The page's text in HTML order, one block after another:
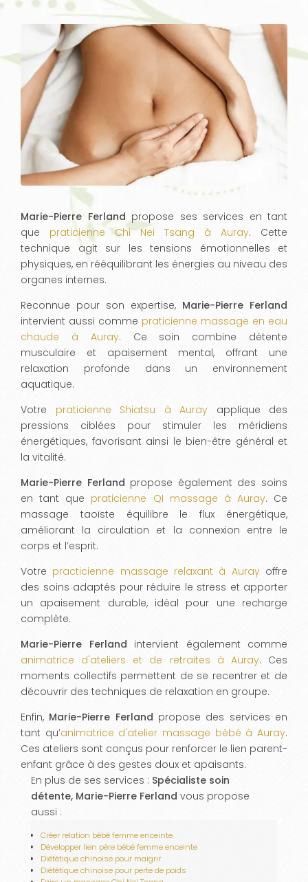
Marie-Pierre Ferland propose ses services en tant
que praticienne Chi Nei Tsang à Auray. Cette
technique agit sur les tensions émotionnelles et
physiques, en rééquilibrant les énergies au niveau des
organes internes.
Reconnue pour son expertise, Marie-Pierre Ferland
intervient aussi comme praticienne massage en eau
chaude à Auray. Ce soin combine détente
musculaire et apaisement mental, offrant une
relaxation profonde dans un environnement
aquatique.
Votre praticienne Shiatsu à Auray applique des
pressions ciblées pour stimuler les méridiens
énergétiques, favorisant ainsi le bien-être général et
la vitalité.
Marie-Pierre Ferland propose également des soins
en tant que praticienne QI massage à Auray. Ce
massage taoïste équilibre le flux énergétique,
améliorant la circulation et la connexion entre le
corps et l’esprit.
Votre practicienne massage relaxant à Aurayoffre
des soins adaptés pour réduire le stress et apporter
un apaisement durable, idéal pour une recharge
complète.
Marie-Pierre Ferland intervient également comme
animatrice d'ateliers et de retraites à Auray. Ces
moments collectifs permettent de se recentrer et de
découvrir des techniques de relaxation en groupe.
Enfin, Marie-Pierre Ferland propose des services en
tant qu’animatrice d'atelier massage bébé à Auray.
Ces ateliers sont conçus pour renforcer le lien parent-
enfant grâce à des gestes doux et apaisants.
En plus de ses services : Spécialiste soin
détente, Marie-Pierre Ferland vous propose
aussi :
Créer relation bébé femme enceinte
Développer lien père bébé femme enceinte
Diététique chinoise pour maigrir
Diététique chinoise pour perte de poids